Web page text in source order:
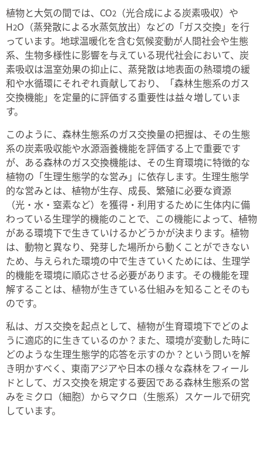
植物と大気の間では、CO2 （光合成による炭素吸収）や
H2O（蒸発散による水蒸気放出）などの「ガス交換」を行
っています。地球温暖化を含む気候変動が人間社会や生態
系、生物多様性に影響を与えている現代社会において、炭
素吸収は温室効果の抑止に、蒸発散は地表面の熱環境の緩
和や水循環にそれぞれ貢献しており、「森林生態系のガス
交換機能」を定量的に評価する重要性は益々増していま
す。
このように、森林生態系のガス交換量の把握は、その生態
系の炭素吸収能や水源涵養機能を評価する上で重要です
が、ある森林のガス交換機能は、その生育環境に特徴的な
植物の「生理生態学的な営み」に依存します。生理生態学
的な営みとは、植物が生存、成長、繁殖に必要な資源
（光・水・窒素など）を獲得・利用するために生体内に備
わっている生理学的機能のことで、この機能によって、植物
がある環境下で生きていけるかどうかが決まります。植物
は、動物と異なり、発芽した場所から動くことができない
ため、与えられた環境の中で生きていくためには、生理学
的機能を環境に順応させる必要があります。その機能を理
解することは、植物が生きている仕組みを知ることそのも
のです。
私は、ガス交換を起点として、植物が生育環境下でどのよ
うに適応的に生きているのか？また、環境が変動した時に
どのような生理生態学的応答を示すのか？という問いを解
き明かすべく、東南アジアや日本の様々な森林をフィール
ドとして、ガス交換を規定する要因である森林生態系の営
みをミクロ（細胞）からマクロ（生態系）スケールで研究
しています。